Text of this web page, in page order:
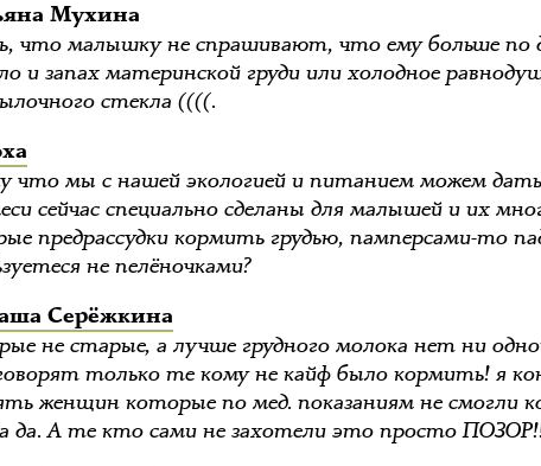
Мухина
что малышку не спрашивают, что ему больше по
и запах материнской груди или холодное
стекла ((((.
что мы с нашей экологией и питанием можем дать
сейчас специально сделаны для малышей и их
предрассудки кормить грудью, памперсами-то
не пелёночками?
Серёжкина
не старые, а лучше грудного молока нет ни
только те кому не кайф было кормить! я
женщин которые по мед. показаниям не смогли
да. А те кто сами не захотели это просто